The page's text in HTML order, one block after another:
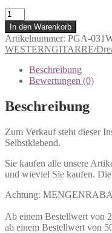
Anzahl
In den Warenkorb
Artikelnummer: PGA-
WESTERNGITARRE/
Beschreibung
Bewertungen (0)
Beschreibung
Zum Verkauf steht dieser
Selbstklebend.
Sie kaufen alle unsere
und wieviel Sie kaufen.
Achtung:
Ab einem Bestellwert von
ab einem Bestellwert von